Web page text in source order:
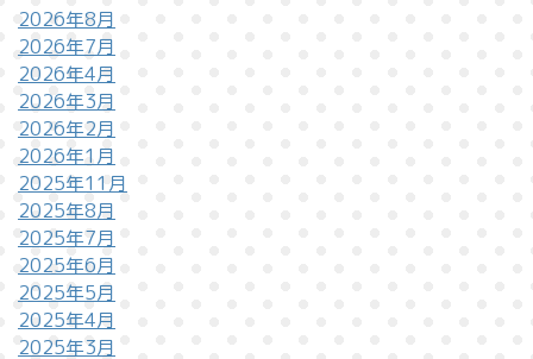
2026年8月
2026年7月
2026年4月
2026年3月
2026年2月
2026年1月
2025年11月
2025年8月
2025年7月
2025年6月
2025年5月
2025年4月
2025年3月